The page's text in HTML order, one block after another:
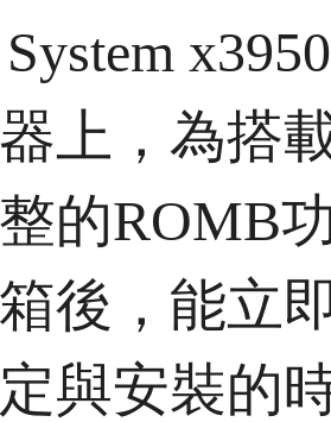
上，為搭
的ROMB
後，能立
與安裝的